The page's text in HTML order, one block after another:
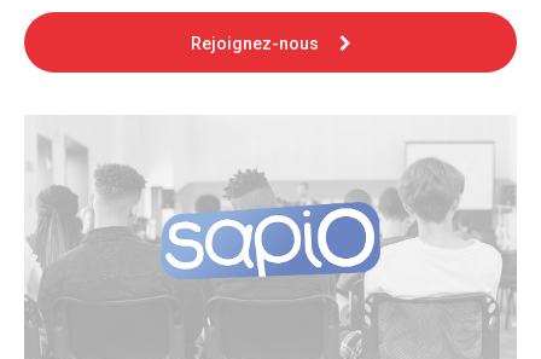
Rejoignez-nous